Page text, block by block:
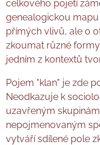
celkového pojetí
genealogickou
přímých vlivů, ale o
zkoumat různé
jedním z kontextů
Pojem "klan" je zde
Neodkazuje k
uzavřeným
nepojmenovaným
vytváří sdílené pole